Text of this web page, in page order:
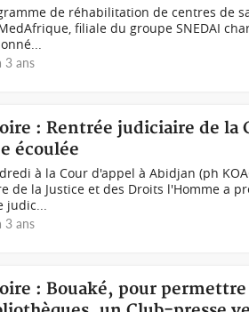
de réhabilitation de centres de
filiale du groupe SNEDAI
3 ans
: Rentrée judiciaire de la
écoulée
à la Cour d'appel à Abidjan (ph
de la Justice et des Droits l'Homme a
judic...
3 ans
: Bouaké, pour